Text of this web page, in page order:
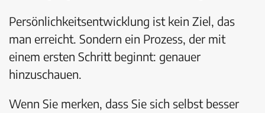
Persönlichkeitsentwicklung ist kein Ziel, das
man erreicht. Sondern ein Prozess, der mit
einem ersten Schritt beginnt: genauer
hinzuschauen.
Wenn Sie merken, dass Sie sich selbst besser